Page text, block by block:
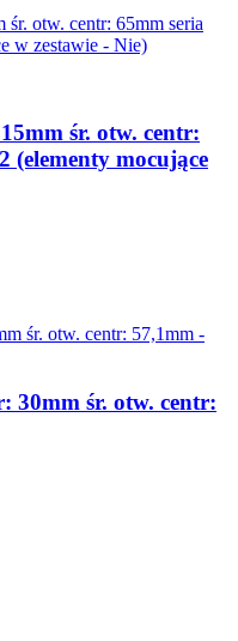
śr. otw. centr:
(elementy mocujące
30mm śr. otw. centr: